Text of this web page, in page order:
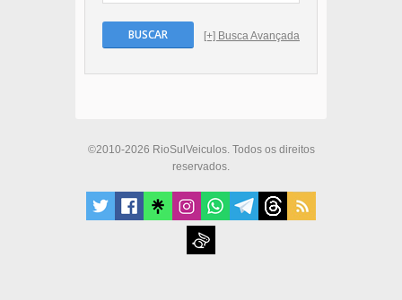
BUSCAR [+] Busca Avançada
©2010-2026 RioSulVeiculos. Todos os direitos
reservados.